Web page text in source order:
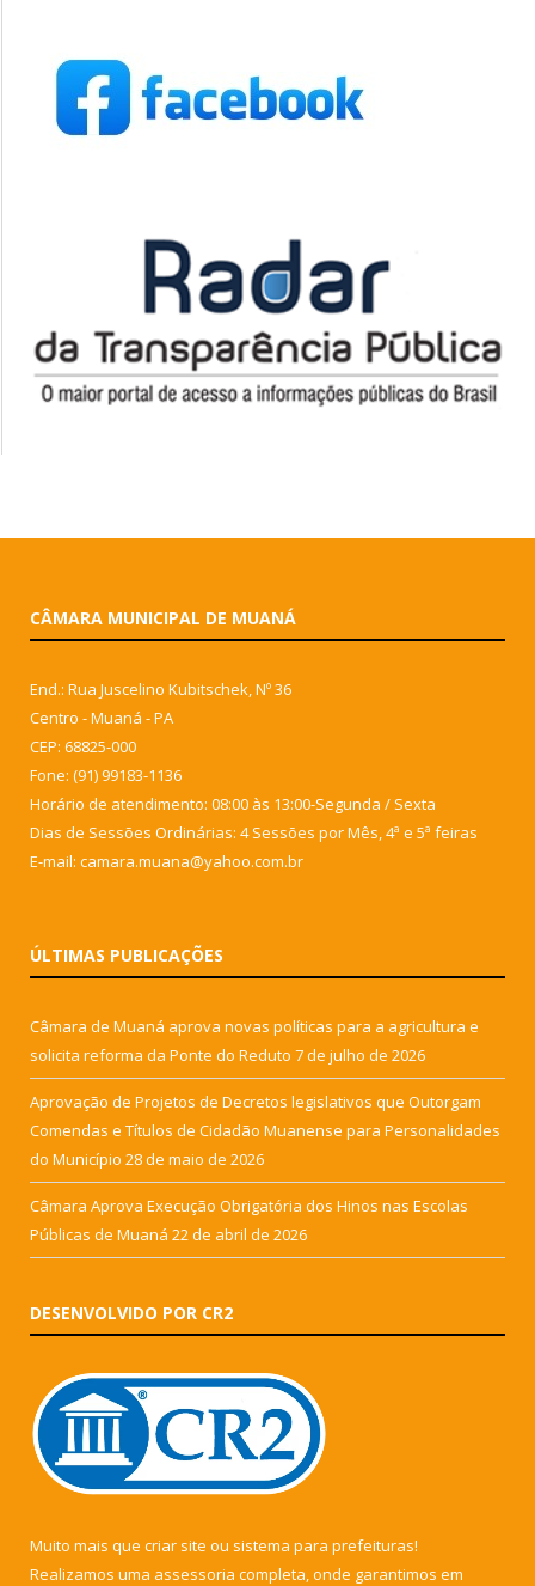
CÂMARA MUNICIPAL DE MUANÁ
End.: Rua Juscelino Kubitschek, Nº 36
Centro - Muaná - PA
CEP: 68825-000
Fone: (91) 99183-1136
Horário de atendimento: 08:00 às 13:00-Segunda / Sexta
Dias de Sessões Ordinárias: 4 Sessões por Mês, 4ª e 5ª feiras
E-mail: camara.muana@yahoo.com.br
ÚLTIMAS PUBLICAÇÕES
Câmara de Muaná aprova novas políticas para a agricultura e
solicita reforma da Ponte do Reduto 7 de julho de 2026
Aprovação de Projetos de Decretos legislativos que Outorgam
Comendas e Títulos de Cidadão Muanense para Personalidades
do Município 28 de maio de 2026
Câmara Aprova Execução Obrigatória dos Hinos nas Escolas
Públicas de Muaná 22 de abril de 2026
DESENVOLVIDO POR CR2
Muito mais que criar site ou sistema para prefeituras!
Realizamos uma assessoria completa, onde garantimos em